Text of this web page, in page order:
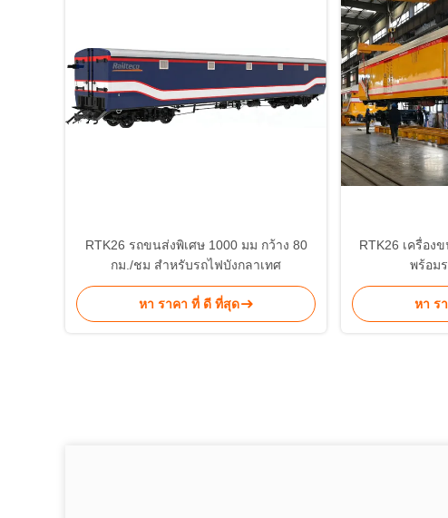
RTK26 รถขนส่งพิเศษ 1000 มม กว้าง 80
กม./ชม สําหรับรถไฟบังกลาเทศ
หา ราคา ที่ ดี ที่สุด
RTK26 เครื่อง
พร้อม
หา ร